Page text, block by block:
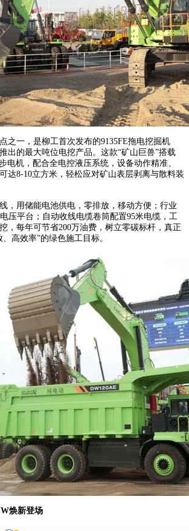
之一，是柳工首次发布的9135FE拖电挖掘机
的最大吨位电挖产品。这款“矿山巨兽”搭载
电机，配合全电控液压系统，设备动作精准、
达8-10立方米，轻松应对矿山表层剥离与散料装
用储能电池供电，零排放，移动方便；行业
压平台；自动收线电缆卷筒配置95米电缆，工
，每年可节省200万油费，树立零碳标杆，真正
高效率”的绿色施工目标。
焕新登场